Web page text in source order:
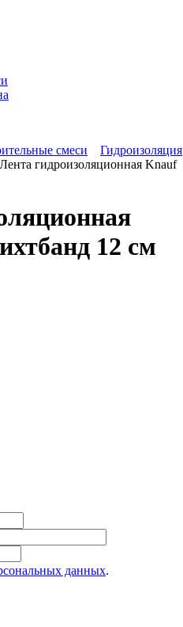
смеси
Гидроизоляция
Лента гидроизоляционная Knauf
12 см
данных.